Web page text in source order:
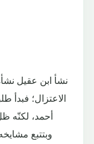
نشأ ابن عقيل
الاعتزال؛ فبدأ
أحمد، لكنّه
وبتتبع